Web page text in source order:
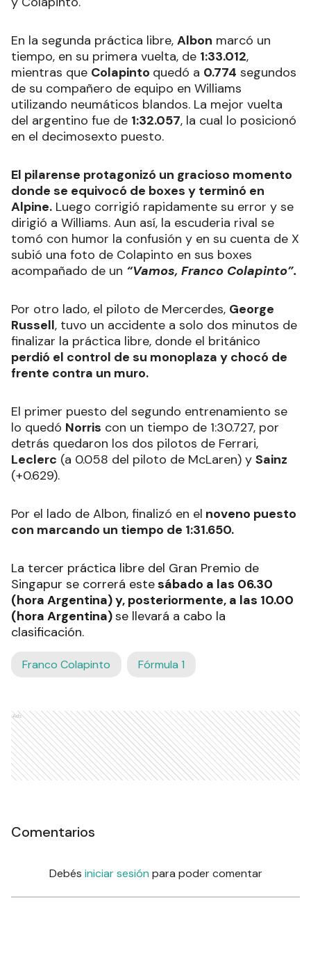
En la segunda práctica libre, Albon marcó un
tiempo, en su primera vuelta, de 1:33.012,
mientras que Colapinto quedó a 0.774 segundos
de su compañero de equipo en Williams
utilizando neumáticos blandos. La mejor vuelta
del argentino fue de 1:32.057, la cual lo posicionó
en el decimosexto puesto.
El pilarense protagonizó un gracioso momento
donde se equivocó de boxes y terminó en
Alpine. Luego corrigió rapidamente su error y se
dirigió a Williams. Aun así, la escuderia rival se
tomó con humor la confusión y en su cuenta de X
subió una foto de Colapinto en sus boxes
acompañado de un “Vamos, Franco Colapinto”.
Por otro lado, el piloto de Mercerdes, George
Russell, tuvo un accidente a solo dos minutos de
finalizar la práctica libre, donde el británico
perdió el control de su monoplaza y chocó de
frente contra un muro.
El primer puesto del segundo entrenamiento se
lo quedó Norris con un tiempo de 1:30.727, por
detrás quedaron los dos pilotos de Ferrari,
Leclerc (a 0.058 del piloto de McLaren) y Sainz
(+0.629).
Por el lado de Albon, finalizó en el noveno puesto
con marcando un tiempo de 1:31.650.
La tercer práctica libre del Gran Premio de
Singapur se correrá estesábado a las 06.30
(hora Argentina) y, posteriormente, a las 10.00
(hora Argentina)se llevará a cabo la
clasificación.
Franco Colapinto Fórmula 1
Ads
Comentarios
Debés iniciar sesión para poder comentar